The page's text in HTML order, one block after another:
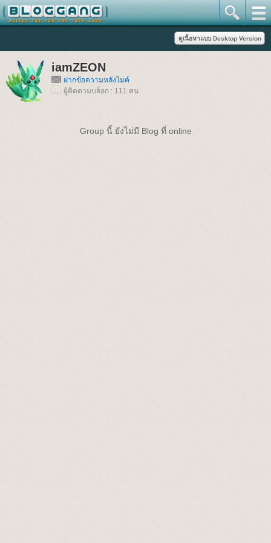
iamZEON
ฝากข้อความหลังไมค์
ผู้ติดตามบล็อก : 111 คน
Group นี้ ยังไม่มี Blog ที่ online